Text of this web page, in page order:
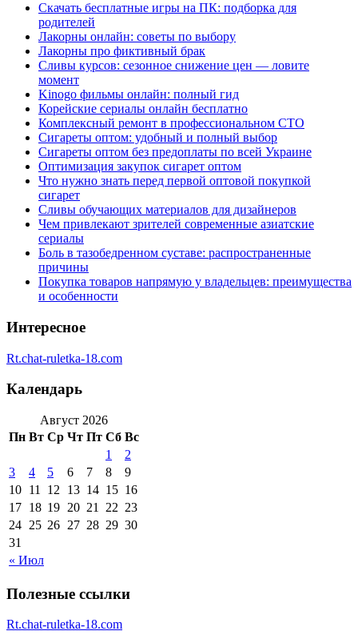
Скачать бесплатные игры на ПК: подборка для
родителей
Лакорны онлайн: советы по выбору
Лакорны про фиктивный брак
Сливы курсов: сезонное снижение цен — ловите
момент
Kinogo фильмы онлайн: полный гид
Корейские сериалы онлайн бесплатно
Комплексный ремонт в профессиональном СТО
Сигареты оптом: удобный и полный выбор
Сигареты оптом без предоплаты по всей Украине
Оптимизация закупок сигарет оптом
Что нужно знать перед первой оптовой покупкой
сигарет
Сливы обучающих материалов для дизайнеров
Чем привлекают зрителей современные азиатские
сериалы
Боль в тазобедренном суставе: распространенные
причины
Покупка товаров напрямую у владельцев: преимущества
и особенности
Интересное
Rt.chat-ruletka-18.com
Календарь
Август 2026
Пн Вт Ср Чт Пт Сб Вс
« Июл
1
2
3
4 5 6 7 8
9
10 11 12 13 14 15 16
17 18 19 20 21 22 23
24 25 26 27 28 29 30
31
Полезные ссылки
Rt.chat-ruletka-18.com